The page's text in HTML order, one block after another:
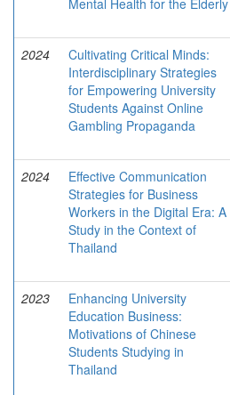
Mental Health for the Elderly
2024
Cultivating Critical Minds:
Interdisciplinary Strategies
for Empowering University
Students Against Online
Gambling Propaganda
2024
Effective Communication
Strategies for Business
Workers in the Digital Era: A
Study in the Context of
Thailand
2023
Enhancing University
Education Business:
Motivations of Chinese
Students Studying in
Thailand